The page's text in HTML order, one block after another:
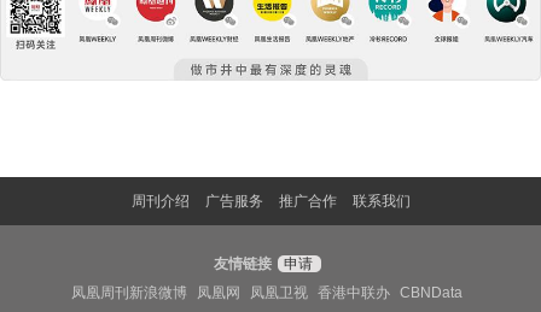
周刊介绍 广告服务 推广合作 联系我们
友情链接
申请
凤凰周刊新浪微博
凤凰网 凤凰卫视 香港中联办
CBNData